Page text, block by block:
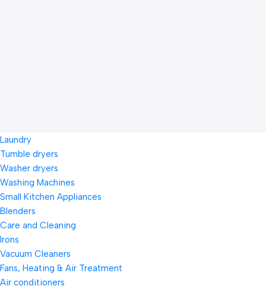
Laundry
Tumble dryers
Washer dryers
Washing Machines
Small Kitchen Appliances
Blenders
Care and Cleaning
Irons
Vacuum Cleaners
Fans, Heating & Air Treatment
Air conditioners